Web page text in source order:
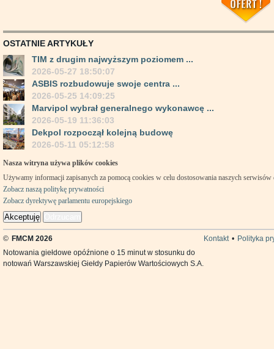
OSTATNIE ARTYKUŁY
TIM z drugim najwyższym poziomem ...
2026-05-27 18:50:07
ASBIS rozbudowuje swoje centra ...
2026-05-25 14:09:25
Marvipol wybrał generalnego wykonawcę ...
2026-05-19 11:36:03
Dekpol rozpoczął kolejną budowę
2026-05-11 05:12:58
Nasza witryna używa plików cookies
Używamy informacji zapisanych za pomocą cookies w celu dostosowania naszych
Zobacz naszą politykę prywatności
Zobacz dyrektywę parlamentu europejskiego
Akceptuję
© FMCM 2026 Kontakt • Polityka
Notowania giełdowe opóźnione o 15 minut w stosunku do
notowań Warszawskiej Giełdy Papierów Wartościowych S.A.